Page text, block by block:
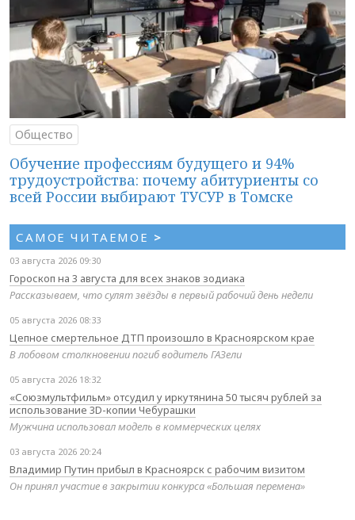
Общество
Обучение профессиям будущего и 94%
трудоустройства: почему абитуриенты со
всей России выбирают ТУСУР в Томске
САМОЕ ЧИТАЕМОЕ >
03 августа 2026 09:30
Гороскоп на 3 августа для всех знаков зодиака
Рассказываем, что сулят звёзды в первый рабочий день недели
05 августа 2026 08:33
Цепное смертельное ДТП произошло в Красноярском крае
В лобовом столкновении погиб водитель ГАЗели
05 августа 2026 18:32
«Союзмультфильм» отсудил у иркутянина 50 тысяч рублей за
использование 3D-копии Чебурашки
Мужчина использовал модель в коммерческих целях
03 августа 2026 20:24
Владимир Путин прибыл в Красноярск с рабочим визитом
Он принял участие в закрытии конкурса «Большая перемена»